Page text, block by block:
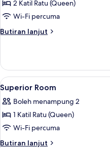
untuk
Family
Room
2 Katil Ratu (Queen)
Wi-Fi percuma
Butiran lanjut
Butiran
Room
Lihat
semua
foto
untuk
Superior
Room
5
Superior Room
Boleh menampung 2
1 Katil Ratu (Queen)
Wi-Fi percuma
Butiran lanjut
Butiran